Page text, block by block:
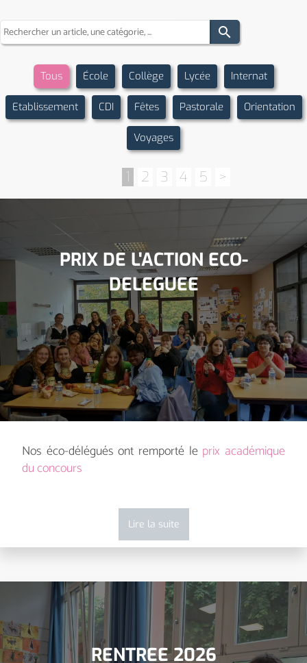
search
Tous École Collège Lycée Internat
Etablissement CDI Fêtes Pastorale Orientation
Voyages
1 2 3 4 5 >
PRIX DE L'ACTION ECO-
DELEGUEE
Nos éco-délégués ont remporté le prix académique
du concours
Lire la suite
RENTREE 2026